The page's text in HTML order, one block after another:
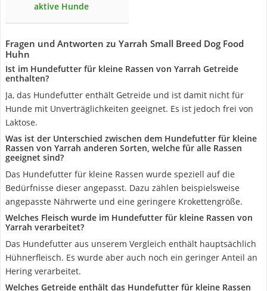
aktive Hunde
Fragen und Antworten zu Yarrah Small Breed Dog Food
Huhn
Ist im Hundefutter für kleine Rassen von Yarrah Getreide
enthalten?
Ja, das Hundefutter enthält Getreide und ist damit nicht für
Hunde mit Unverträglichkeiten geeignet. Es ist jedoch frei von
Laktose.
Was ist der Unterschied zwischen dem Hundefutter für kleine
Rassen von Yarrah anderen Sorten, welche für alle Rassen
geeignet sind?
Das Hundefutter für kleine Rassen wurde speziell auf die
Bedürfnisse dieser angepasst. Dazu zählen beispielsweise
angepasste Nährwerte und eine geringere Krokettengröße.
Welches Fleisch wurde im Hundefutter für kleine Rassen von
Yarrah verarbeitet?
Das Hundefutter aus unserem Vergleich enthält hauptsächlich
Hühnerfleisch. Es wurde aber auch noch ein geringer Anteil an
Hering verarbeitet.
Welches Getreide enthält das Hundefutter für kleine Rassen